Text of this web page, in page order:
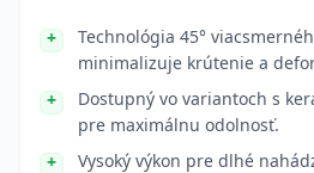
Technológia 45°
minimalizuje krútenie a
Dostupný vo variantoch s
pre maximálnu odolnosť.
Vysoký výkon pre dlhé